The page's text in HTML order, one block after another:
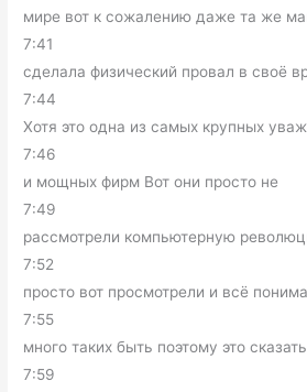
мире вот к сожалению даже та же
7:41
сделала физический провал в своё
7:44
Хотя это одна из самых крупных
7:46
и мощных фирм Вот они просто не
7:49
рассмотрели компьютерную
7:52
просто вот просмотрели и всё
7:55
много таких быть поэтому это сказать
7:59